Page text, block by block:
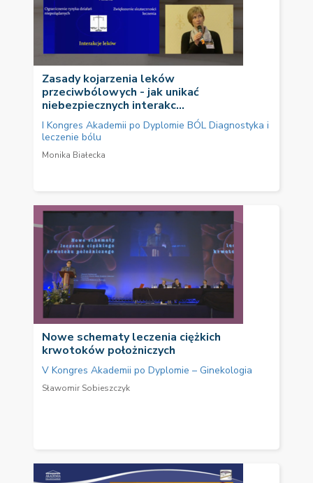
Zasady kojarzenia leków
przeciwbólowych - jak unikać
niebezpiecznych interakc...
I Kongres Akademii po Dyplomie BÓL Diagnostyka i
leczenie bólu
Monika Białecka
Nowe schematy leczenia ciężkich
krwotoków położniczych
V Kongres Akademii po Dyplomie – Ginekologia
Sławomir Sobieszczyk